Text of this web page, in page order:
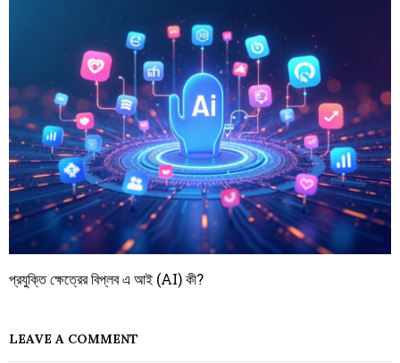
প্রযুক্তি ক্ষেত্রের বিপ্লব এ আই (AI) কী?
LEAVE A COMMENT